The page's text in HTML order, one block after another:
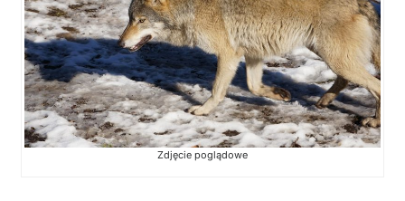
Zdjęcie poglądowe